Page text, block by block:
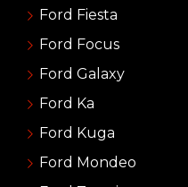
Ford Fiesta
Ford Focus
Ford Galaxy
Ford Ka
Ford Kuga
Ford Mondeo